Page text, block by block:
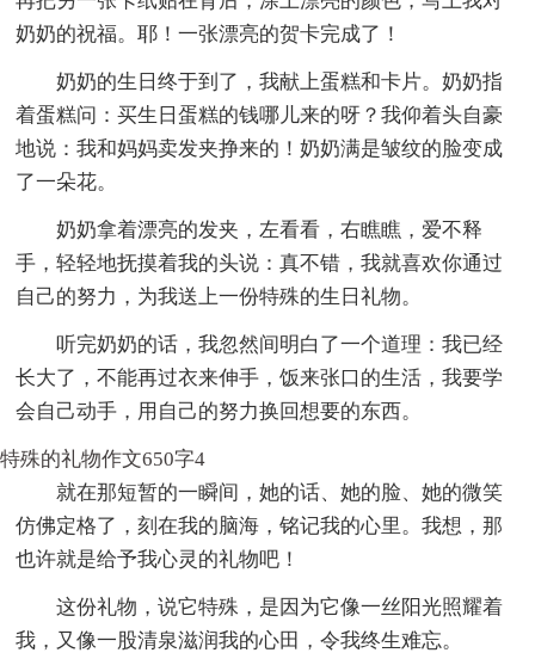
奶奶的祝福。耶！一张漂亮的贺卡完成了！
奶奶的生日终于到了，我献上蛋糕和卡片。奶奶指
着蛋糕问：买生日蛋糕的钱哪儿来的呀？我仰着头自豪
地说：我和妈妈卖发夹挣来的！奶奶满是皱纹的脸变成
了一朵花。
奶奶拿着漂亮的发夹，左看看，右瞧瞧，爱不释
手，轻轻地抚摸着我的头说：真不错，我就喜欢你通过
自己的努力，为我送上一份特殊的生日礼物。
听完奶奶的话，我忽然间明白了一个道理：我已经
长大了，不能再过衣来伸手，饭来张口的生活，我要学
会自己动手，用自己的努力换回想要的东西。
特殊的礼物作文650字4
就在那短暂的一瞬间，她的话、她的脸、她的微笑
仿佛定格了，刻在我的脑海，铭记我的心里。我想，那
也许就是给予我心灵的礼物吧！
这份礼物，说它特殊，是因为它像一丝阳光照耀着
我，又像一股清泉滋润我的心田，令我终生难忘。